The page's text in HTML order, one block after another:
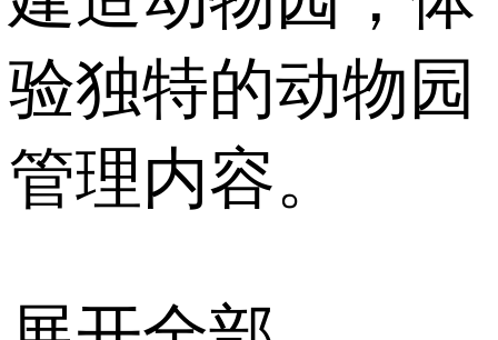
验独特的动物园
管理内容。